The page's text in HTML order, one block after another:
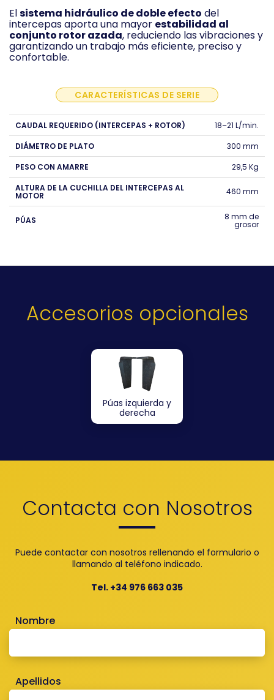
Elsistema hidráulico de doble efecto del
intercepas aporta una mayor estabilidad al
conjunto rotor azada, reduciendo las vibraciones y
garantizando un trabajo más eficiente, preciso y
confortable.
CARACTERÍSTICAS DE SERIE
CAUDAL REQUERIDO (INTERCEPAS + ROTOR)
18–21 L/min.
DIÁMETRO DE PLATO
300 mm
PESO CON AMARRE
29,5 Kg
ALTURA DE LA CUCHILLA DEL INTERCEPAS AL
MOTOR 460 mm
PÚAS 8 mm de
grosor
Accesorios opcionales
Púas izquierda y
derecha
Contacta con Nosotros
Puede contactar con nosotros rellenando el formulario o
llamando al teléfono indicado.
Tel. +34 976 663 035
Nombre
Apellidos